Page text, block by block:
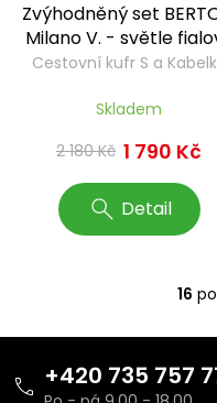
Zvýhodněný set
Milano V. - světle
Cestovní kufr S a
Skladem
2 180 Kč 1 790 Kč
Detail
16
+420 735 757